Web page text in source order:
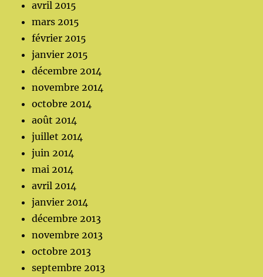
avril 2015
mars 2015
février 2015
janvier 2015
décembre 2014
novembre 2014
octobre 2014
août 2014
juillet 2014
juin 2014
mai 2014
avril 2014
janvier 2014
décembre 2013
novembre 2013
octobre 2013
septembre 2013